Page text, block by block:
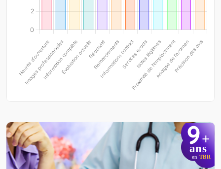
9+
ans
en TBR